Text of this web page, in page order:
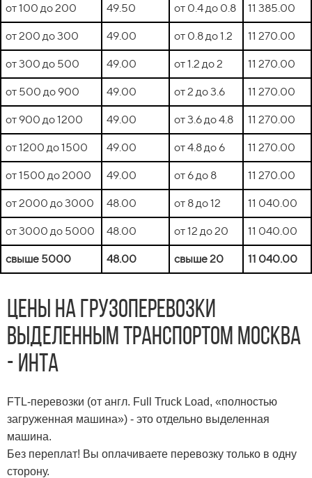
от 100 до 200 49.50 от 0.4 до 0.8 11 385.00
от 200 до 300 49.00 от 0.8 до 1.2 11 270.00
от 300 до 500 49.00 от 1.2 до 2 11 270.00
от 500 до 900 49.00 от 2 до 3.6 11 270.00
от 900 до 1200 49.00 от 3.6 до 4.8 11 270.00
от 1200 до 1500 49.00 от 4.8 до 6 11 270.00
от 1500 до 2000 49.00 от 6 до 8 11 270.00
от 2000 до 3000 48.00 от 8 до 12 11 040.00
от 3000 до 5000 48.00 от 12 до 20 11 040.00
свыше 5000 48.00 свыше 20 11 040.00
Цены на грузоперевозки
выделенным транспортом Москва
- Инта
FTL-перевозки (от англ. Full Truck Load, «полностью
загруженная машина») - это отдельно выделенная
машина.
Без переплат! Вы оплачиваете перевозку только в одну
сторону.